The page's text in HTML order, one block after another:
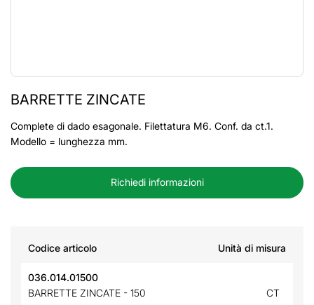
BARRETTE ZINCATE
Complete di dado esagonale. Filettatura M6. Conf. da ct.1.
Modello = lunghezza mm.
Richiedi informazioni
Codice articolo Unità di misura
036.014.01500
BARRETTE ZINCATE - 150
CT